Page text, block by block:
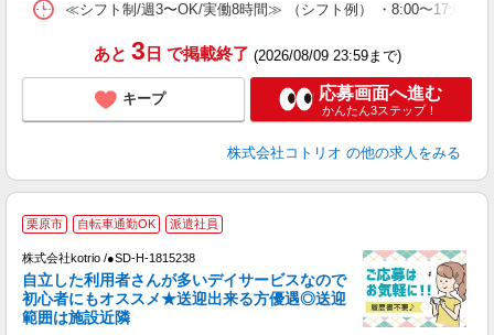
≪シフト制/週3〜OK/実働8時間≫ （シフト例） ・8:00〜17:00
あと 3 日 で掲載終了 (2026/08/09 23:59まで)
キープ 応募画面へ進む
かんたん3ステップ！
株式会社コトリオ の他の求人をみる
栗原市 自転車通勤OK 派遣社員
株式会社kotrio /●SD-H-1815238
自立した利用者さんが多いデイサービスなので
初心者にもオススメ★送迎出来る方優遇◎送迎
範囲は施設近隣